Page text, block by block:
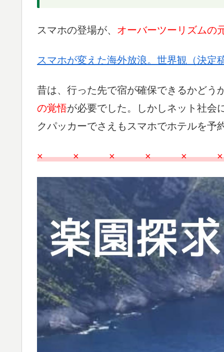
スマホの登場が、 オーバーツーリズムの
スマホが変えた海外放浪。世界観（決定
昔は、行った先で宿が確保できるかどう
の覚悟が必要でした。しかしネット社会
クパッカーでさえもスマホでホテルを予
× × × × ×